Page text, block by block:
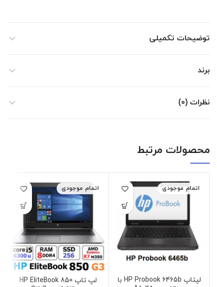
توضیحات تکمیلی
برند
نظرات (0)
محصولات مرتبط
اتمام موجودی
لپتاپ HP Probook 6465b با
اتمام موجودی
لپ تاپ HP EliteBook 850